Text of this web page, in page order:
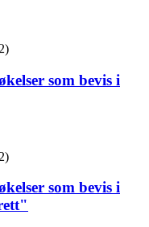
som bevis i
som bevis i